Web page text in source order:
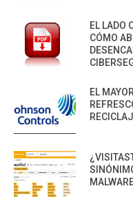
EL LADO
CÓMO
EL